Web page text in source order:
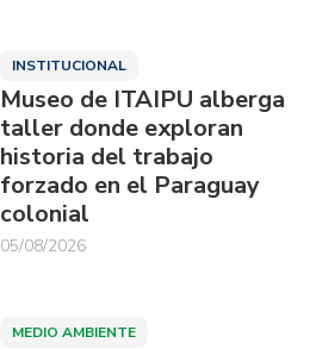
INSTITUCIONAL
Museo de ITAIPU alberga
taller donde exploran
historia del trabajo
forzado en el Paraguay
colonial
05/08/2026
MEDIO AMBIENTE